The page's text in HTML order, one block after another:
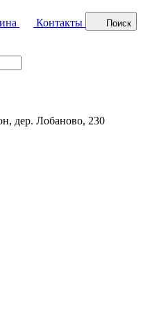
Контакты Поиск
дер. Лобаново, 230